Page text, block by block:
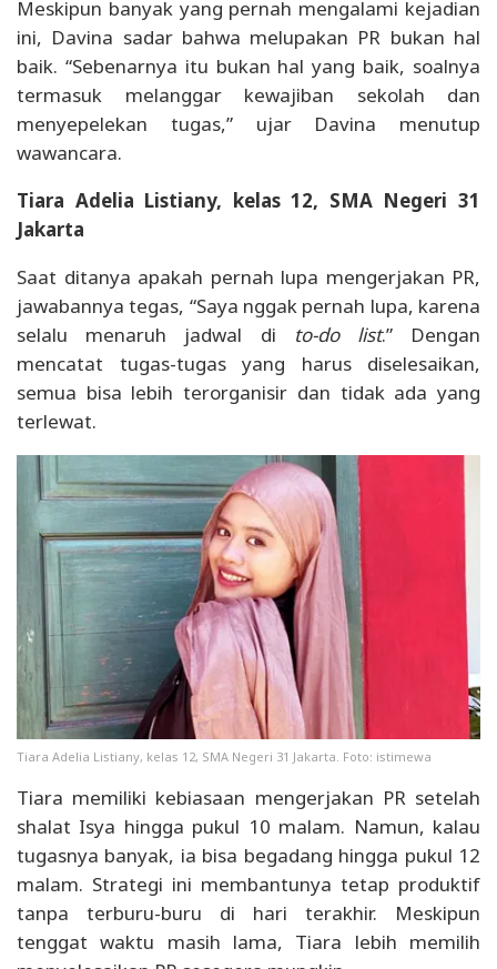
Meskipun banyak yang pernah mengalami kejadian
ini, Davina sadar bahwa melupakan PR bukan hal
baik. “Sebenarnya itu bukan hal yang baik, soalnya
termasuk melanggar kewajiban sekolah dan
menyepelekan tugas,” ujar Davina menutup
wawancara.
Tiara Adelia Listiany, kelas 12, SMA Negeri 31
Jakarta
Saat ditanya apakah pernah lupa mengerjakan PR,
jawabannya tegas, “Saya nggak pernah lupa, karena
selalu menaruh jadwal di
to-do list.” Dengan
mencatat tugas-tugas yang harus diselesaikan,
semua bisa lebih terorganisir dan tidak ada yang
terlewat.
Tiara Adelia Listiany, kelas 12, SMA Negeri 31 Jakarta. Foto: istimewa
Tiara memiliki kebiasaan mengerjakan PR setelah
shalat Isya hingga pukul 10 malam. Namun, kalau
tugasnya banyak, ia bisa begadang hingga pukul 12
malam. Strategi ini membantunya tetap produktif
tanpa terburu-buru di hari terakhir. Meskipun
tenggat waktu masih lama, Tiara lebih memilih